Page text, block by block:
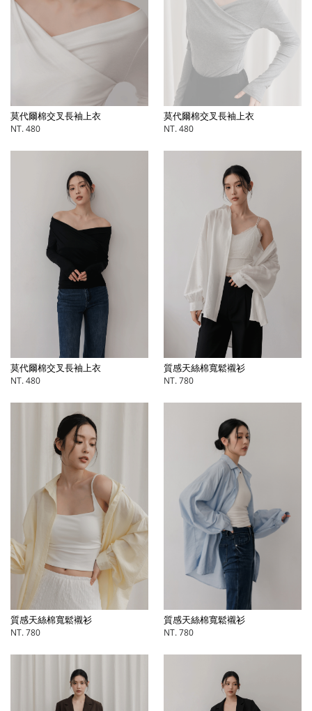
莫代爾棉交叉長袖上衣
NT. 480
莫代爾棉交叉長袖上衣
NT. 480
莫代爾棉交叉長袖上衣
NT. 480
質感天絲棉寬鬆襯衫
NT. 780
質感天絲棉寬鬆襯衫
NT. 780
質感天絲棉寬鬆襯衫
NT. 780